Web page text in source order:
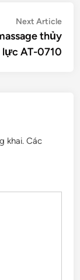
Next Article
thủy
lực AT-0710
khai. Các